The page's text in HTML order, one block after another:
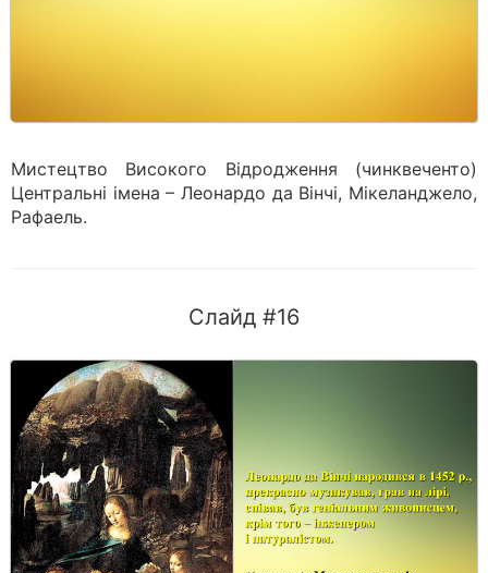
Мистецтво Високого Відродження (чинквеченто)
Центральні імена – Леонардо да Вінчі, Мікеланджело,
Рафаель.
Слайд #16